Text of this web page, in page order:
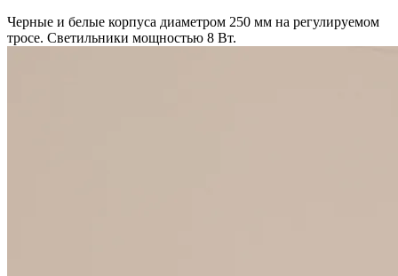
Черные и белые корпуса диаметром 250 мм на регулируемом
тросе. Светильники мощностью 8 Вт.